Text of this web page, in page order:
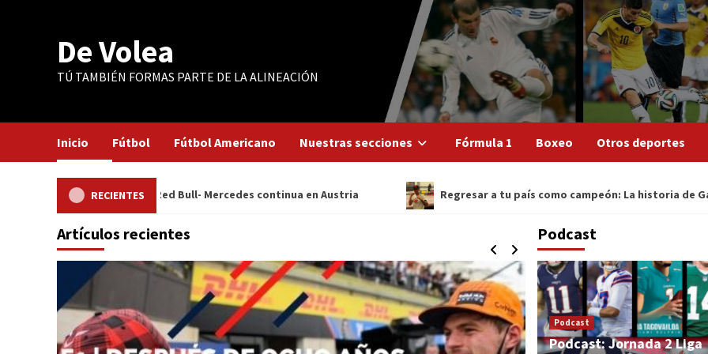
De Volea
TÚ TAMBIÉN FORMAS PARTE DE LA ALINEACIÓN
Inicio Fútbol Fútbol Americano Nuestras secciones Fórmula 1 Boxeo Otros deportes
RECIENTES
la lucha Red Bull- Mercedes continua en Austria Regresar a tu país como campeón: La historia de Gabriel
Artículos recientes Podcast
Podcast
Podcast: Jornada 2 Liga